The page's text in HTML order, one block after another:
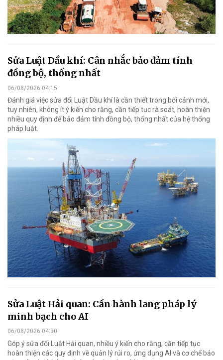
Sửa Luật Dầu khí: Cân nhắc bảo đảm tính
đồng bộ, thống nhất
06/08/2026 04:15
Đánh giá việc sửa đổi Luật Dầu khí là cần thiết trong bối cảnh mới,
tuy nhiên, không ít ý kiến cho rằng, cần tiếp tục rà soát, hoàn thiện
nhiều quy định để bảo đảm tính đồng bộ, thống nhất của hệ thống
pháp luật.
Sửa Luật Hải quan: Cần hành lang pháp lý
minh bạch cho AI
06/08/2026 04:30
Góp ý sửa đổi Luật Hải quan, nhiều ý kiến cho rằng, cần tiếp tục
hoàn thiện các quy định về quản lý rủi ro, ứng dụng AI và cơ chế bảo